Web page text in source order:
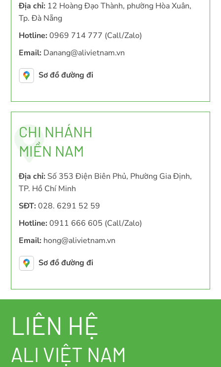
Địa chỉ: 12 Hoàng Đạo Thành, phường Hòa Xuân,
Tp. Đà Nẵng
Hotline: 0969 714 777 (Call/Zalo)
Email: Danang@alivietnam.vn
Sơ đồ đường đi
CHI NHÁNH
MIỀN NAM
Địa chỉ: Số 353 Điện Biên Phủ, Phường Gia Định,
TP. Hồ Chí Minh
SĐT: 028. 6291 52 59
Hotline: 0911 666 605 (Call/Zalo)
Email: hong@alivietnam.vn
Sơ đồ đường đi
LIÊN HỆ
ALI VIỆT NAM